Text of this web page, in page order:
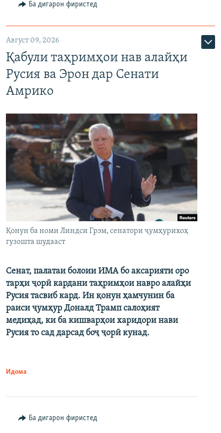
Ба дигарон фиристед
Август 09, 2026
Қабули таҳримҳои нав алайҳи
Русия ва Эрон дар Сенати
Амрико
Қонун ба номи Линдси Грэм, сенатори ҷумҳурихоҳ
гузошта шудааст
Сенат, палатаи болоии ИМА бо аксарияти оро
тарҳи ҷорӣ кардани таҳримҳои навро алайҳи
Русия тасвиб кард. Ин қонун ҳамчунин ба
раиси ҷумҳур Доналд Трамп салоҳият
медиҳад, ки ба кишварҳои харидори нави
Русия то сад дарсад боҷ ҷорӣ кунад.
Идома
Ба дигарон фиристед